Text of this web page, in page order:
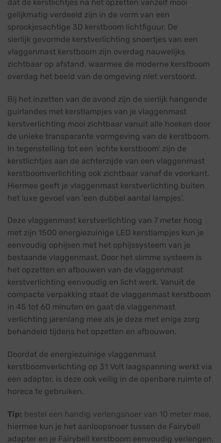
dat de kerstlichtjes na het opzetten vanzelf mooi
gelijkmatig verdeeld zijn in de vorm van een
sprookjesachtige 3D kerstboom lichtfiguur. De
sierlijk gevormde kerstverlichting snoertjes van een
vlaggenmast kerstboom zijn overdag nauwelijks
zichtbaar op afstand, waarmee de moderne kerstboom
overdag het beeld van de omgeving niet verstoord.
Bij het inzetten van de avond zijn de sierlijk hangende
guirlandes met kerstlampjes van je vlaggenmast
kerstverlichting mooi zichtbaar vanuit alle hoeken door
de unieke transparante vormgeving van de kerstboom.
In tegenstelling tot een ‘echte kerstboom’ zijn de
kerstlichtjes aan de achterzijde van een vlaggenmast
kerstboomverlichting ook zichtbaar vanaf de voorkant.
Hiermee geeft je vlaggenmast kerstverlichting buiten
het luxe gevoel van ‘een dubbel aantal lampjes’.
Deze vlaggenmast kerstverlichting van 7 meter hoog
met zijn 1500 energiezuinige LED kerstlampjes kun je
eenvoudig ophijsen met het ophijssysteem van je
bestaande vlaggenmast. Door het slimme systeem is
het opzetten en afbouwen van de vlaggenmast
kerstverlichting eenvoudig en licht werk. Vanuit de
compacte verpakking staat de vlaggenmast kerstboom
in 45 tot 60 minuten en gaat de vlaggenmast
verlichting jarenlang mee als je deze met enige zorg
behandeld tijdens het opzetten en afbouwen.
Doordat de energiezuinige vlaggenmast
kerstboomverlichting op 31 Volt laagspanning werkt via
een adapter, is deze ook veilig in de openbare ruimte of
horeca te gebruiken.
Tip: bestel een handig verlengsnoer van 10 meter mee,
hiermee kun je het aanloopsnoer tussen de Fairybell
adapter en je Fairybell kerstboom eenvoudig verlengen.